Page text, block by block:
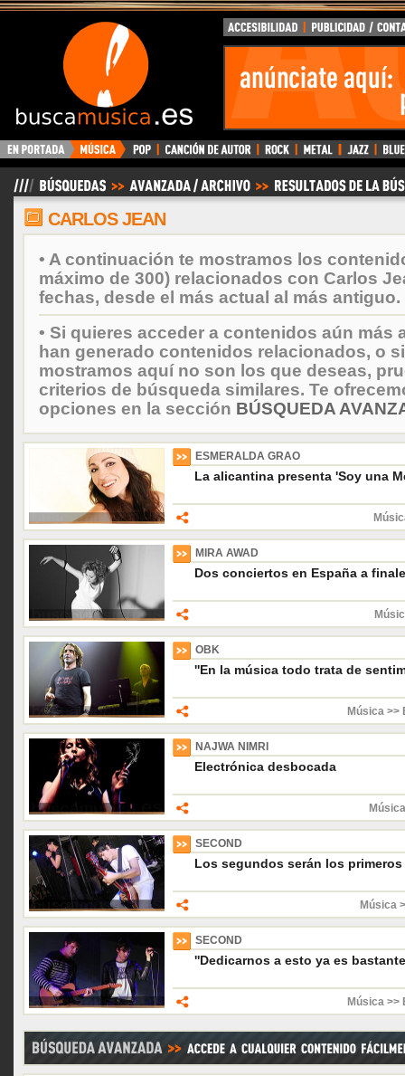
BuscaMusica.es
CARLOS JEAN
• A continuación te mostramos los
máximo de 300) relacionados con Carlos
fechas, desde el más actual al más antiguo.
• Si quieres acceder a contenidos aún más
han generado contenidos relacionados, o
mostramos aquí no son los que deseas,
criterios de búsqueda similares. Te
opciones en la sección BÚSQUEDA
ESMERALDA GRAO
La alicantina presenta 'Soy una
MIRA AWAD
Dos conciertos en España a
OBK
''En la música todo trata de
Música >>
NAJWA NIMRI
Electrónica desbocada
SECOND
Los segundos serán los primeros
Música
SECOND
''Dedicarnos a esto ya es
Música >>